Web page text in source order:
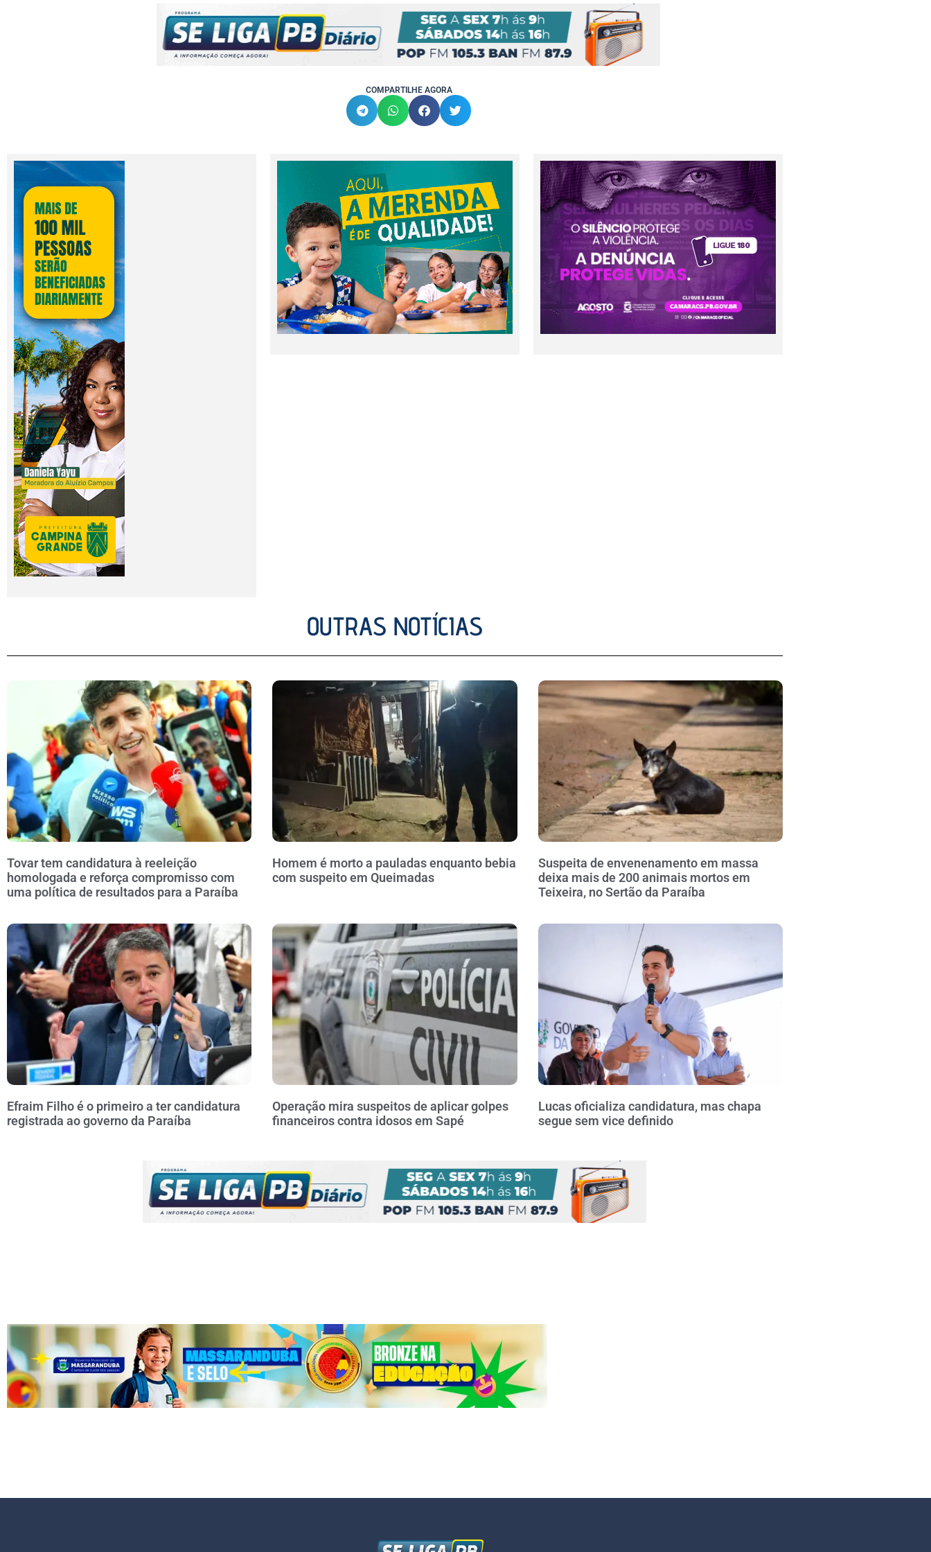
COMPARTILHE AGORA
OUTRAS NOTÍCIAS
Tovar tem candidatura à reeleição
homologada e reforça compromisso com
uma política de resultados para a Paraíba
Homem é morto a pauladas enquanto bebia
com suspeito em Queimadas
Suspeita de envenenamento em massa
deixa mais de 200 animais mortos em
Teixeira, no Sertão da Paraíba
Efraim Filho é o primeiro a ter candidatura
registrada ao governo da Paraíba
Operação mira suspeitos de aplicar golpes
financeiros contra idosos em Sapé
Lucas oficializa candidatura, mas chapa
segue sem vice definido